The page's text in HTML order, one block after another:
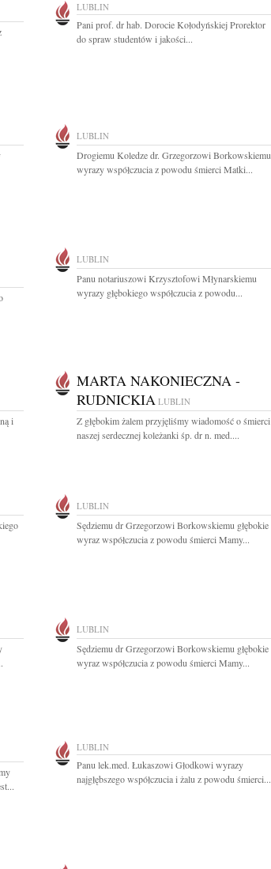
LUBLIN
Pani prof. dr hab. Dorocie Kołodyńskiej Prorektor
do spraw studentów i jakości...
LUBLIN
Drogiemu Koledze dr. Grzegorzowi Borkowskiemu
wyrazy współczucia z powodu śmierci Matki...
LUBLIN
Panu notariuszowi Krzysztofowi Młynarskiemu
wyrazy głębokiego współczucia z powodu...
i
MARTA NAKONIECZNA -
RUDNICKIA LUBLIN
Z głębokim żalem przyjęliśmy wiadomość o śmierci
naszej serdecznej koleżanki śp. dr n. med....
LUBLIN
Sędziemu dr Grzegorzowi Borkowskiemu głębokie
wyraz współczucia z powodu śmierci Mamy...
LUBLIN
Sędziemu dr Grzegorzowi Borkowskiemu głębokie
wyraz współczucia z powodu śmierci Mamy...
LUBLIN
Panu lek.med. Łukaszowi Głodkowi wyrazy
najgłębszego współczucia i żalu z powodu śmierci...